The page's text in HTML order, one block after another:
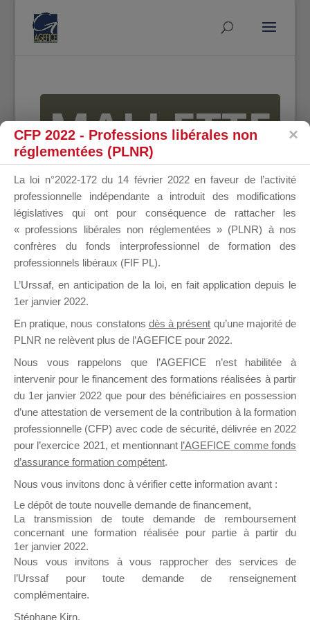
MALLETTE
DU
DIRIGEANT
il y a un mois
Ce groupe est destiné aux Organismes de
Formation qui souhaitent répondre à l’Appel à
Propositions Mallette du Dirigeant.
Ce groupe propose un forum dédié au support
sur lequel il est possible de laisser un message
ou poser une question.
NB : Il est nécessaire d’être
pouvoir rejoindre ce groupe
CFP 2022 - Professions libérales non
réglementées (PLNR)
La loi n°2022-172 du 14 février 2022 en faveur de l’activité
professionnelle indépendante a introduit des modifications
législatives qui ont pour conséquence de rattacher les
« professions libérales non réglementées » (PLNR) à nos
confrères du fonds interprofessionnel de formation des
professionnels libéraux (FIF PL).
L’Urssaf, en anticipation de la loi, en fait application depuis le
1er janvier 2022.
En pratique, nous constatons dès à présent qu’une majorité de
PLNR ne relèvent plus de l’AGEFICE pour 2022.
Nous vous rappelons que l’AGEFICE n’est habilitée à
intervenir pour le financement des formations réalisées à partir
du 1er janvier 2022 que pour des bénéficiaires en possession
d’une attestation de versement de la contribution à la formation
professionnelle (CFP) avec code de sécurité, délivrée en 2022
pour l’exercice 2021, et mentionnant l’AGEFICE comme fonds
d’assurance formation compétent.
Nous vous invitons donc à vérifier cette information avant :
Le dépôt de toute nouvelle demande de financement,
La transmission de toute demande de remboursement
concernant une formation réalisée pour partie à partir du
1er janvier 2022.
Nous vous invitons à vous rapprocher des services de
l’Urssaf pour toute demande de renseignement
complémentaire.
Stéphane Kirn,